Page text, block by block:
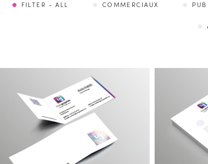
FILTER - ALL COMMERCIAUX